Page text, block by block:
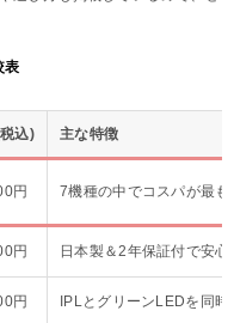
表
込) 主な特徴
円 7機種の中でコスパが最も
円 日本製＆2年保証付で安
円 IPLとグリーンLEDを同